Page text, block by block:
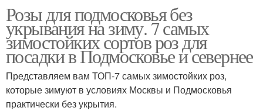
Розы для подмосковья без
укрывания на зиму. 7 самых
зимостойких сортов роз для
посадки в Подмосковье и севернее
Представляем вам ТОП-7 самых зимостойких роз,
которые зимуют в условиях Москвы и Подмосковья
практически без укрытия.